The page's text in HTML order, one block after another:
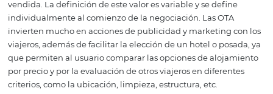
venden alojamiento, boletos, paquetes de viaje,
incluso alquileres de automóviles en la modalidad de
electrónico. El objetivo de la OTA es atraer a los viajeros
buscan la autonomía y la conveniencia de reservar
servicios en línea. Por lo tanto, OTA es un importante
ventas y distribución para hoteles, una vitrina para